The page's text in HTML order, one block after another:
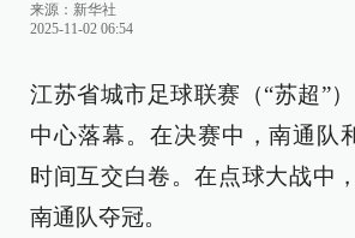
来源： 新华社
2025-11-02 06:54
江苏省城市足球联赛（“苏超”
中心落幕。在决赛中，南通队
时间互交白卷。在点球大战中
南通队夺冠。